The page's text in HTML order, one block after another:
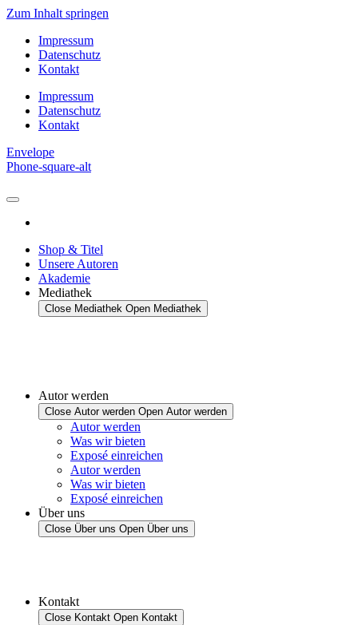
Zum Inhalt springen
Impressum
Datenschutz
Kontakt
Impressum
Datenschutz
Kontakt
Envelope
Phone-square-alt
Shop & Titel
Unsere Autoren
Akademie
Mediathek
Close Mediathek Open Mediathek
Autor werden
Close Autor werden Open Autor werden
Autor werden
Was wir bieten
Exposé einreichen
Autor werden
Was wir bieten
Exposé einreichen
Über uns
Close Über uns Open Über uns
Kontakt
Close Kontakt Open Kontakt